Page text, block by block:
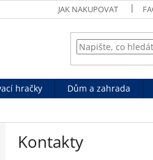
JAK NAKUPOVAT
hračky Dům a zahrada
Kontakty